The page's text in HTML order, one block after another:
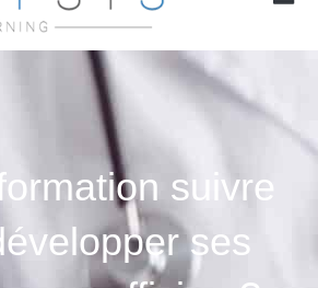
suivre
ses